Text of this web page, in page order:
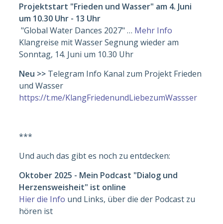
Projektstart "Frieden und Wasser" am 4. Juni
um 10.30 Uhr - 13 Uhr
"Global Water Dances 2027" … Mehr Info
Klangreise mit Wasser Segnung wieder am
Sonntag, 14. Juni um 10.30 Uhr
Neu >> Telegram Info Kanal zum Projekt Frieden
und Wasser
https://t.me/KlangFriedenundLiebezumWassser
***
Und auch das gibt es noch zu entdecken:
Oktober 2025 - Mein Podcast "Dialog und
Herzensweisheit" ist online
Hier die Info und Links, über die der Podcast zu
hören ist